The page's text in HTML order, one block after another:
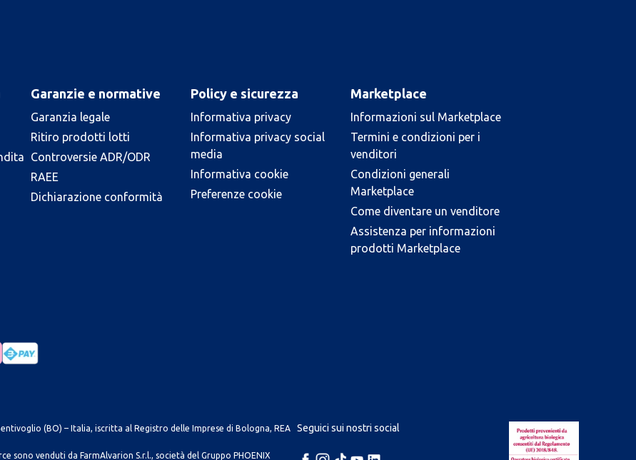
Garanzie e normative
Garanzia legale
Ritiro prodotti lotti
Controversie ADR/ODR
RAEE
Dichiarazione conformità
Policy e sicurezza
Informativa privacy
Informativa privacy social
media
Informativa cookie
Preferenze cookie
Marketplace
Informazioni sul Marketplace
Termini e condizioni per i
venditori
Condizioni generali
Marketplace
Come diventare un venditore
Assistenza per informazioni
prodotti Marketplace
(BO) – Italia, iscritta al Registro delle Imprese di Bologna, REA
venduti da FarmAlvarion S.r.l., società del Gruppo PHOENIX
Seguici sui nostri social